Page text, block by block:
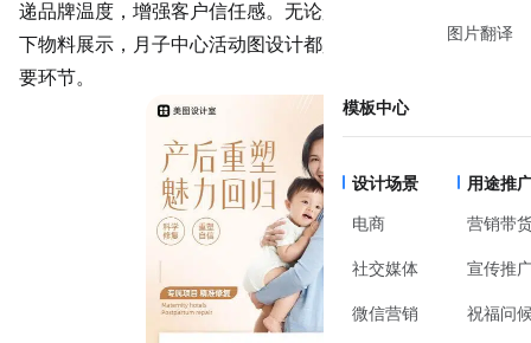
图片翻译
模板中心
设计场景
电商
社交媒体
微信营销
用途推
营销带
宣传推
祝福问
递品牌温度，增强客户信任感。无论是线上社群宣传还是线
下物料展示，月子中心活动图设计都是提升活动参与率的重
要环节。